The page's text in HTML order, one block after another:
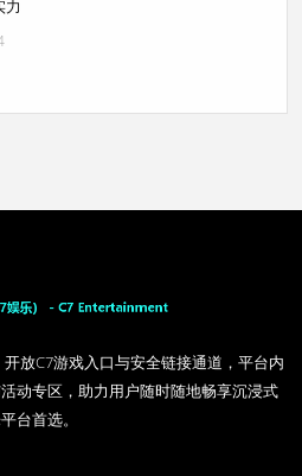
力
放C7游戏入口与安全链接通道，平台内
动专区，助力用户随时随地畅享沉浸式
台首选。